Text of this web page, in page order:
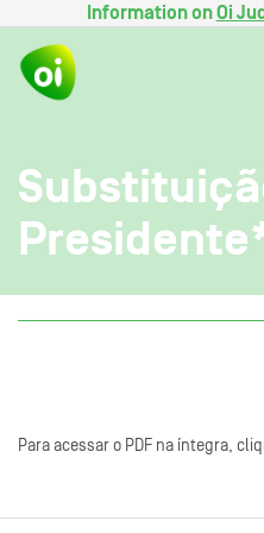
Information onOi
Para acessar o PDF na íntegra,